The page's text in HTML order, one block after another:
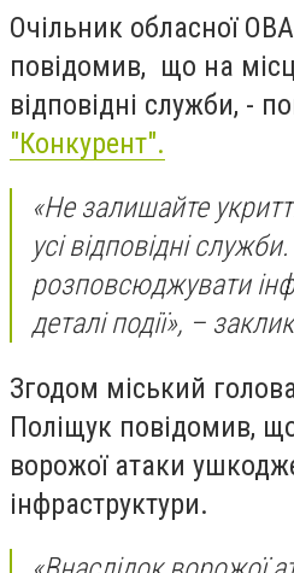
Очільник обласної
повідомив, що на
відповідні служби, -
"Конкурент".
«Не залишайте
усі відповідні
розповсюджувати
деталі події», –
Згодом міський
Поліщук повідомив,
ворожої атаки
інфраструктури.